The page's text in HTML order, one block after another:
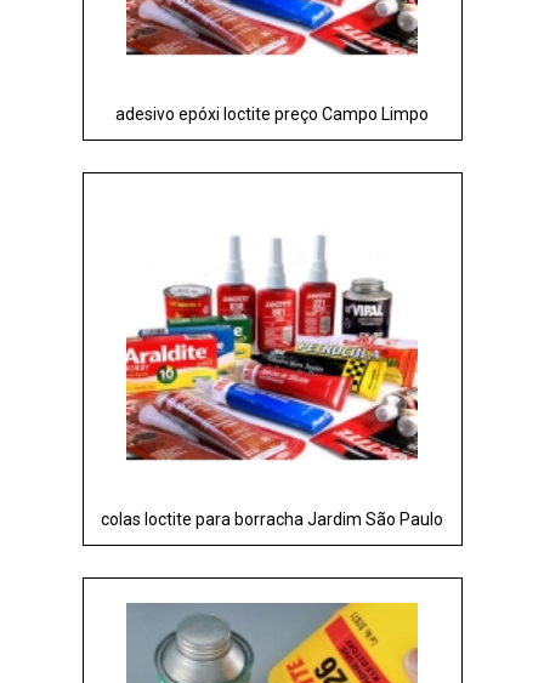
adesivo epóxi loctite preço Campo Limpo
colas loctite para borracha Jardim São Paulo